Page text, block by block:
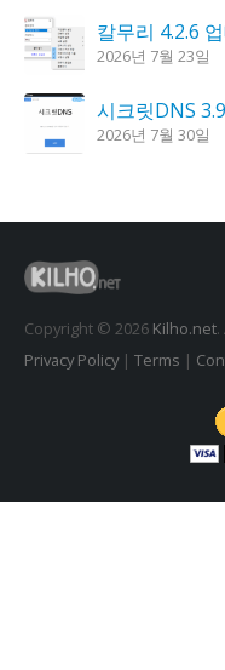
칼무리 4.2.6
2026년 7월 23일
시크릿DNS
2026년 7월 30일
꿈의세계 1.3.0
2026년 7월 30일
Copyright © 2026 Kilho.net
Privacy Policy| Terms |